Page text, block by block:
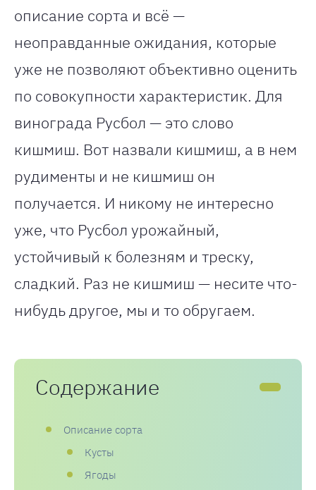
описание сорта и всё —
неоправданные ожидания, которые
уже не позволяют объективно оценить
по совокупности характеристик. Для
винограда Русбол — это слово
кишмиш. Вот назвали кишмиш, а в нем
рудименты и не кишмиш он
получается. И никому не интересно
уже, что Русбол урожайный,
устойчивый к болезням и треску,
сладкий. Раз не кишмиш — несите что-
нибудь другое, мы и то обругаем.
Содержание
Описание сорта
Кусты
Ягоды